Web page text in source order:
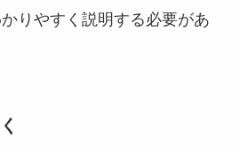
りやすく説明する必要があ